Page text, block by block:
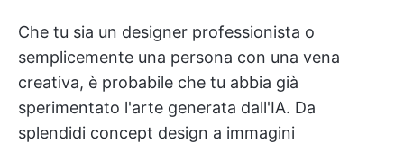
Che tu sia un designer professionista o
semplicemente una persona con una vena
creativa, è probabile che tu abbia già
sperimentato l'arte generata dall'IA. Da
splendidi concept design a immagini